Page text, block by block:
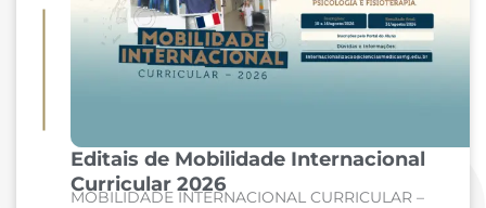
Editais de Mobilidade Internacional
Curricular 2026
MOBILIDADE INTERNACIONAL CURRICULAR –